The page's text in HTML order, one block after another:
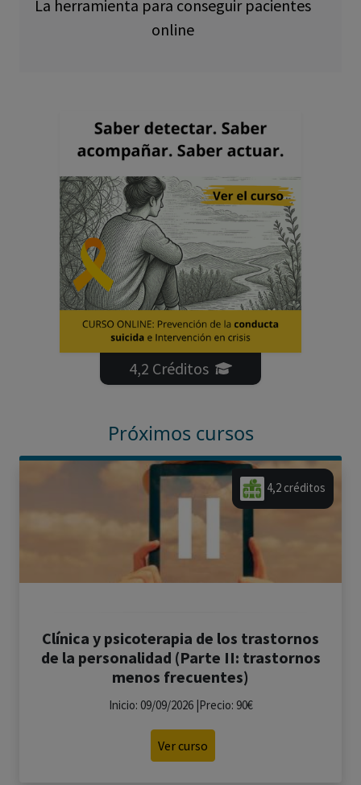
La herramienta para conseguir pacientes
online
4,2 Créditos
Próximos cursos
4,2 créditos
Clínica y psicoterapia de los trastornos
de la personalidad (Parte II: trastornos
menos frecuentes)
Inicio: 09/09/2026 |Precio: 90€
Ver curso